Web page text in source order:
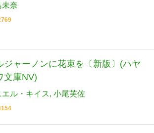
未奈
ジャーノンに花束を〔新版〕(ハヤ
文庫NV)
エル・キイス 小尾芙佐